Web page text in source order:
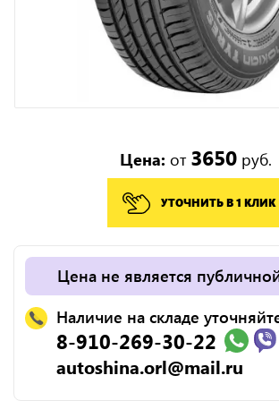
Цена: от 3650 руб.
УТОЧНИТЬ В 1 КЛИК
Цена не является
Наличие на складе
8-910-269-30-22
autoshina.orl@mail.ru